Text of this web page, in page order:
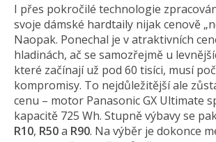
I přes pokročilé technologie
svoje dámské hardtaily nijak cenově
Naopak. Ponechal je v atraktivních
hladinách, ač se samozřejmě u
které začínají už pod 60 tisíci, musí
kompromisy. To nejdůležitější ale
cenu – motor Panasonic GX Ultimate
kapacitě 725 Wh. Stupně výbavy se
R10, R50a R90. Na výběr je dokonce